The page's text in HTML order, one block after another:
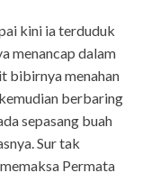
kini ia terduduk
menancap dalam
bibirnya menahan
berbaring
sepasang buah
Sur tak
Permata